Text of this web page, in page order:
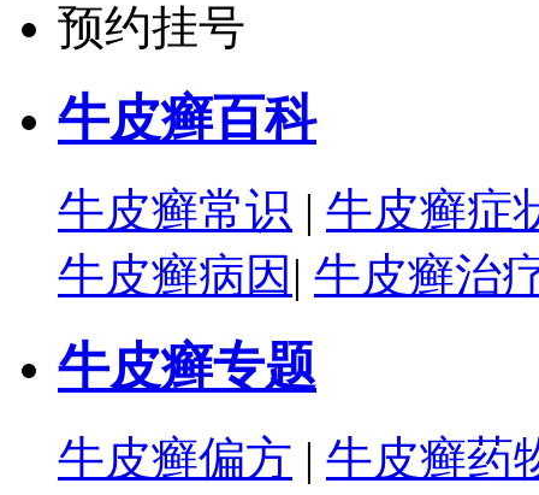
预约挂号
牛皮癣百科
牛皮癣常识 | 牛皮癣症
牛皮癣病因 | 牛皮癣治
牛皮癣专题
牛皮癣偏方 | 牛皮癣药